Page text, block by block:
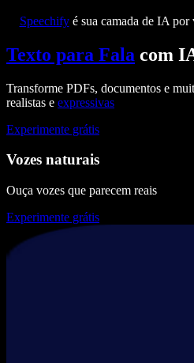
Speechifyé sua camada de IA por
Texto para Fala com
Transforme PDFs, documentos e
realistas e expressivas
Experimente grátis
Vozes naturais
Ouça vozes que parecem reais
Experimente grátis